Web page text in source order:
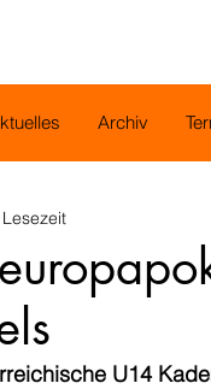
Archiv
U14